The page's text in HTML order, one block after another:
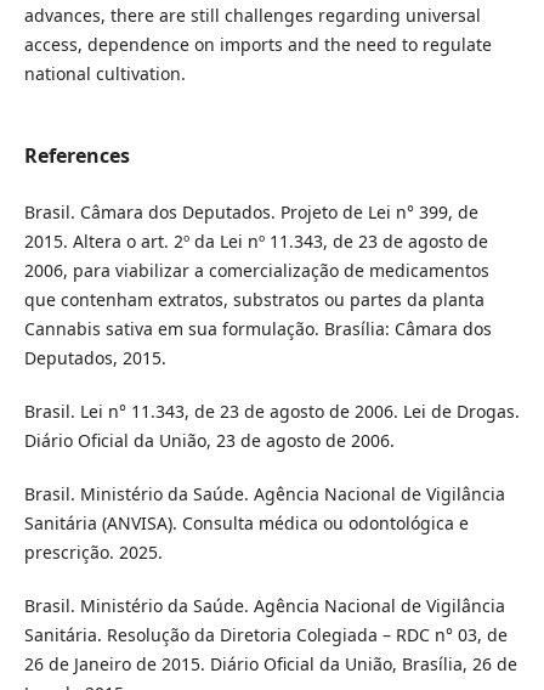
advances, there are still challenges regarding universal
access, dependence on imports and the need to regulate
national cultivation.
References
Brasil. Câmara dos Deputados. Projeto de Lei n° 399, de
2015. Altera o art. 2º da Lei nº 11.343, de 23 de agosto de
2006, para viabilizar a comercialização de medicamentos
que contenham extratos, substratos ou partes da planta
Cannabis sativa em sua formulação. Brasília: Câmara dos
Deputados, 2015.
Brasil. Lei n° 11.343, de 23 de agosto de 2006. Lei de Drogas.
Diário Oficial da União, 23 de agosto de 2006.
Brasil. Ministério da Saúde. Agência Nacional de Vigilância
Sanitária (ANVISA). Consulta médica ou odontológica e
prescrição. 2025.
Brasil. Ministério da Saúde. Agência Nacional de Vigilância
Sanitária. Resolução da Diretoria Colegiada – RDC n° 03, de
26 de Janeiro de 2015. Diário Oficial da União, Brasília, 26 de